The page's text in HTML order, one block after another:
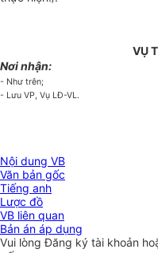
Nơi nhận:
- Như trên;
- Lưu VP, Vụ LĐ-VL.
VỤ
Nội dung VB
Văn bản gốc
Tiếng anh
Lược đồ
VB liên quan
Bản án áp dụng
Vui lòngĐăng ký tài khoản